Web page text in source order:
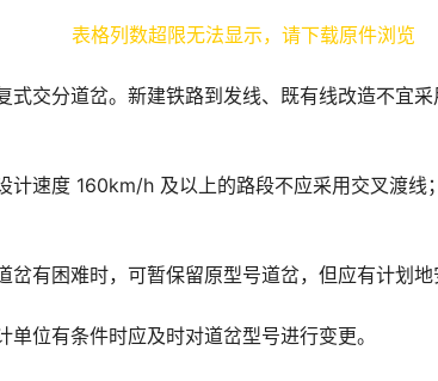
表格列数超限无法显示，请下载原件浏览
式交分道岔。新建铁路到发线、既有线改造不宜
计速度 160km/h 及以上的路段不应采用交叉渡线
有困难时，可暂保留原型号道岔，但应有计划地
位有条件时应及时对道岔型号进行变更。